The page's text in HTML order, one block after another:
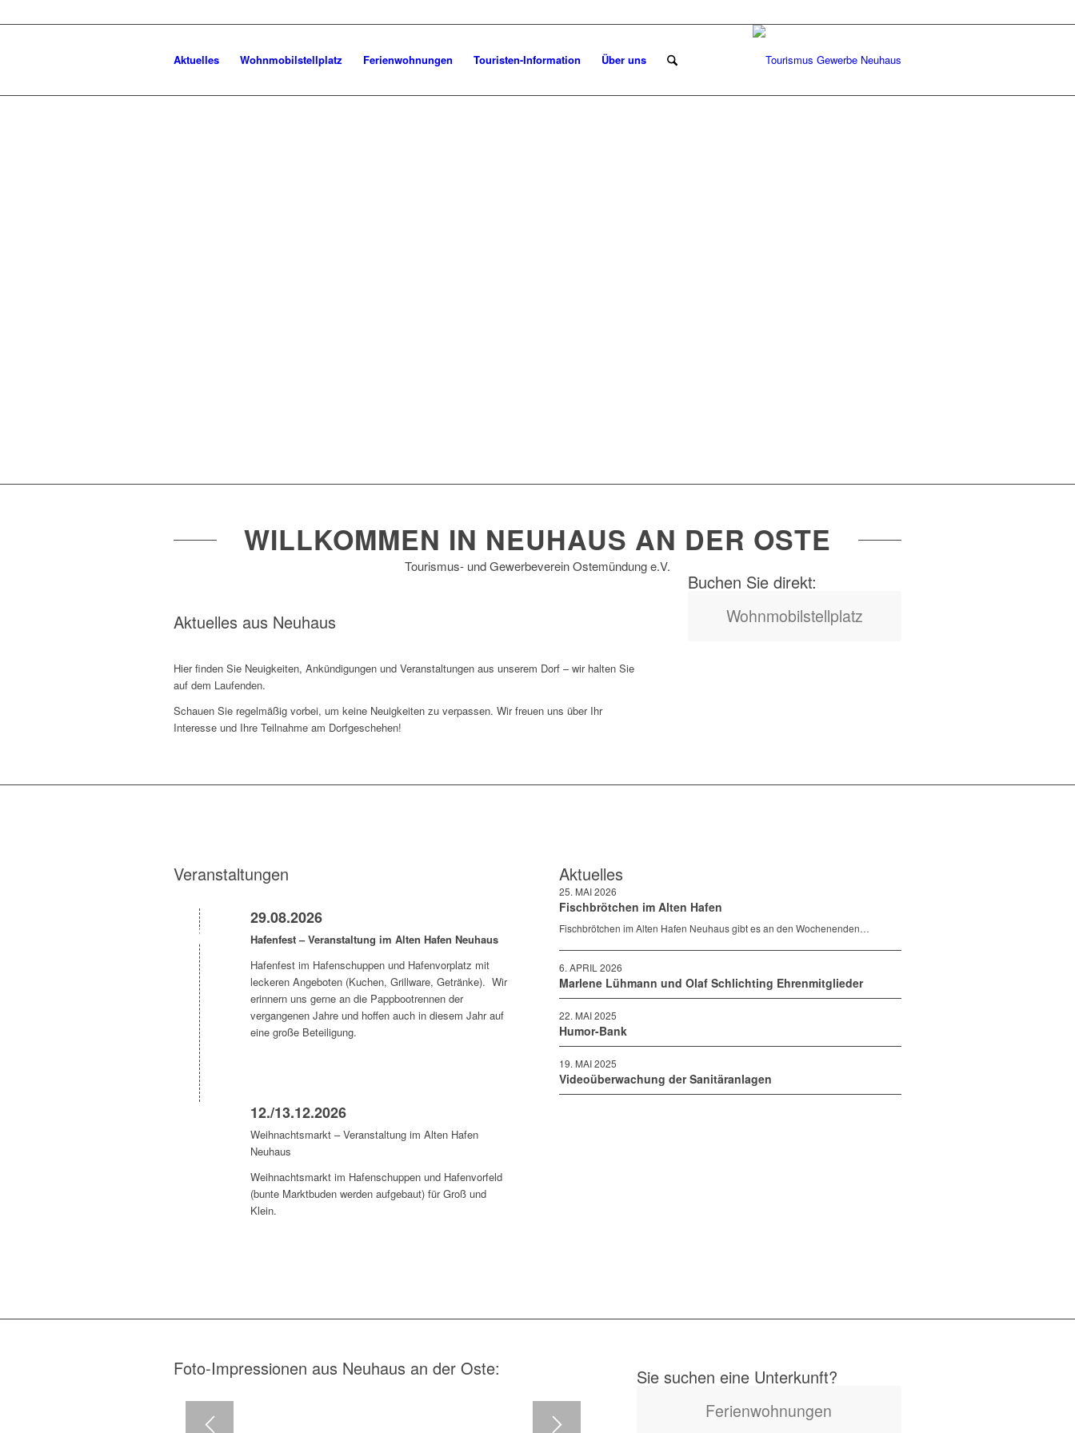
Aktuelles Wohnmobilstellplatz Ferienwohnungen Touristen-Information Über uns
WILLKOMMEN IN NEUHAUS AN DER OSTE
Tourismus- und Gewerbeverein Ostemündung e.V.
Aktuelles aus Neuhaus
Hier finden Sie Neuigkeiten, Ankündigungen und Veranstaltungen aus unserem Dorf – wir halten Sie
auf dem Laufenden.
Schauen Sie regelmäßig vorbei, um keine Neuigkeiten zu verpassen. Wir freuen uns über Ihr
Interesse und Ihre Teilnahme am Dorfgeschehen!
Buchen Sie direkt:
Wohnmobilstellplatz
Veranstaltungen
29.08.2026
Hafenfest – Veranstaltung im Alten Hafen Neuhaus
Hafenfest im Hafenschuppen und Hafenvorplatz mit
leckeren Angeboten (Kuchen, Grillware, Getränke). Wir
erinnern uns gerne an die Pappbootrennen der
vergangenen Jahre und hoffen auch in diesem Jahr auf
eine große Beteiligung.
12./13.12.2026
Weihnachtsmarkt – Veranstaltung im Alten Hafen
Neuhaus
Weihnachtsmarkt im Hafenschuppen und Hafenvorfeld
(bunte Marktbuden werden aufgebaut) für Groß und
Klein.
Aktuelles
25. MAI 2026
Fischbrötchen im Alten Hafen
Fischbrötchen im Alten Hafen Neuhaus gibt es an den Wochenenden…
6. APRIL 2026
Marlene Lühmann und Olaf Schlichting Ehrenmitglieder
22. MAI 2025
Humor-Bank
19. MAI 2025
Videoüberwachung der Sanitäranlagen
Foto-Impressionen aus Neuhaus an der Oste: Sie suchen eine Unterkunft?
Ferienwohnungen